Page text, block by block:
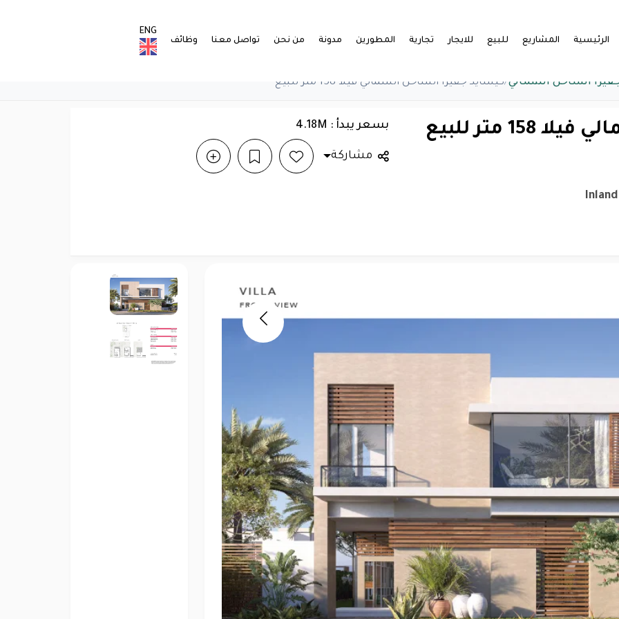
الرئيسية المشاريع للبيع للايجار تجارية المطورين مدونة من نحن تواصل معنا وظائف
ENG
الساحل الشمالي/كيسايد جفيرا الساحل الشمالي فيلا 158 متر للبيع
متر للبيع
Inland
بسعر يبدأ : 4.18M
مشاركة
Previous